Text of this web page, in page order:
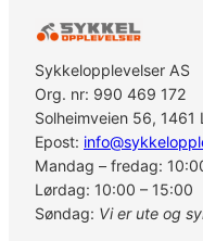
Sykkelopplevelser AS
Org. nr: 990 469 172
Solheimveien 56,
Epost:
Mandag – fredag:
Lørdag: 10:00 – 15:00
Søndag: Vi er ute og